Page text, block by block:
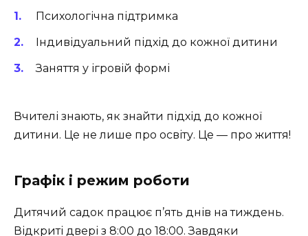
Психологічна підтримка
Індивідуальний підхід до кожної дитини
Заняття у ігровій формі
Вчителі знають, як знайти підхід до кожної
дитини. Це не лише про освіту. Це — про життя!
Графік і режим роботи
Дитячий садок працює п’ять днів на тиждень.
Відкриті двері з 8:00 до 18:00. Завдяки